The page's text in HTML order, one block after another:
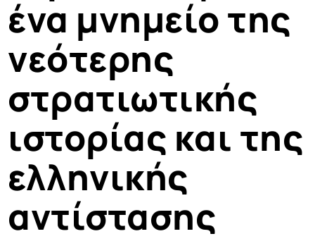
ένα μνημείο της
νεότερης
στρατιωτικής
ιστορίας και της
ελληνικής
αντίστασης